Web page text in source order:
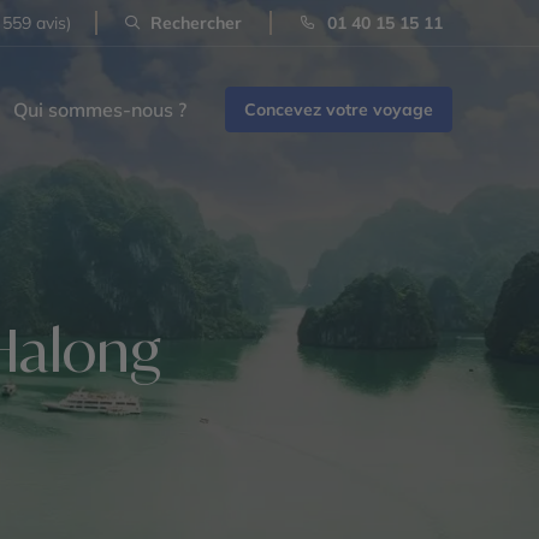
avis) Rechercher 01 40 15 15 11
Qui sommes-nous ? Concevez votre voyage